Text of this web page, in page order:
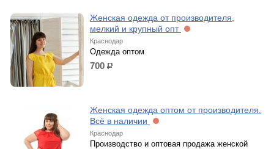
Женская одежда от производителя,
мелкий и крупный опт
Краснодар
Одежда оптом
700 р.
Женская одежда оптом от производителя.
Всё в наличии
Краснодар
Производство и оптовая продажа женской